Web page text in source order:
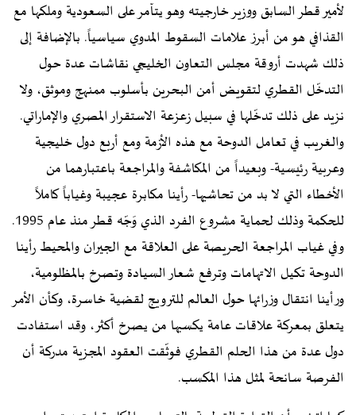
لأمير قطر السابق ووزير خارجيته وهو يتآمر على السعودية وملكها مع
القذافي هو من أبرز علامات السقوط المدوي سياسياً. بالإضافة إلى
ذلك شهدت أروقة مجلس التعاون الخليجي نقاشات عدة حول
التدخّل القطري لتقويض أمن البحرين بأسلوب ممنهج وموثق، ولا
نزيد على ذلك تدخّلها في سبيل زعزعة الاستقرار المصري والإماراتي.
والغريب في تعامل الدوحة مع هذه الأزمة ومع أربع دول خليجية
وعربية رئيسية- وبعيداً من المكاشفة والمراجعة باعتبارهما من
الأخطاء التي لا بد من تحاشيها- رأينا مكابرة عجيبة وغياباً كاملاً
للحكمة وذلك لحماية مشروع الفرد الذي وَجّه قطر منذ عام 1995.
وفي غياب المراجعة الحريصة على العلاقة مع الجيران والمحيط رأينا
الدوحة تكيل الاتهامات وترفع شعار السيادة وتصرخ بالمظلومية،
ورأينا انتقال وزرائها حول العالم للترويج لقضية خاسرة، وكأن الأمر
يتعلق بمعركة علاقات عامة يكسبها من يصرخ أكثر، وقد استفادت
دول عدة من هذا الحلم القطري فوثّقت العقود المجزية مدركة أن
الفرصة سانحة لمثل هذا المكسب.